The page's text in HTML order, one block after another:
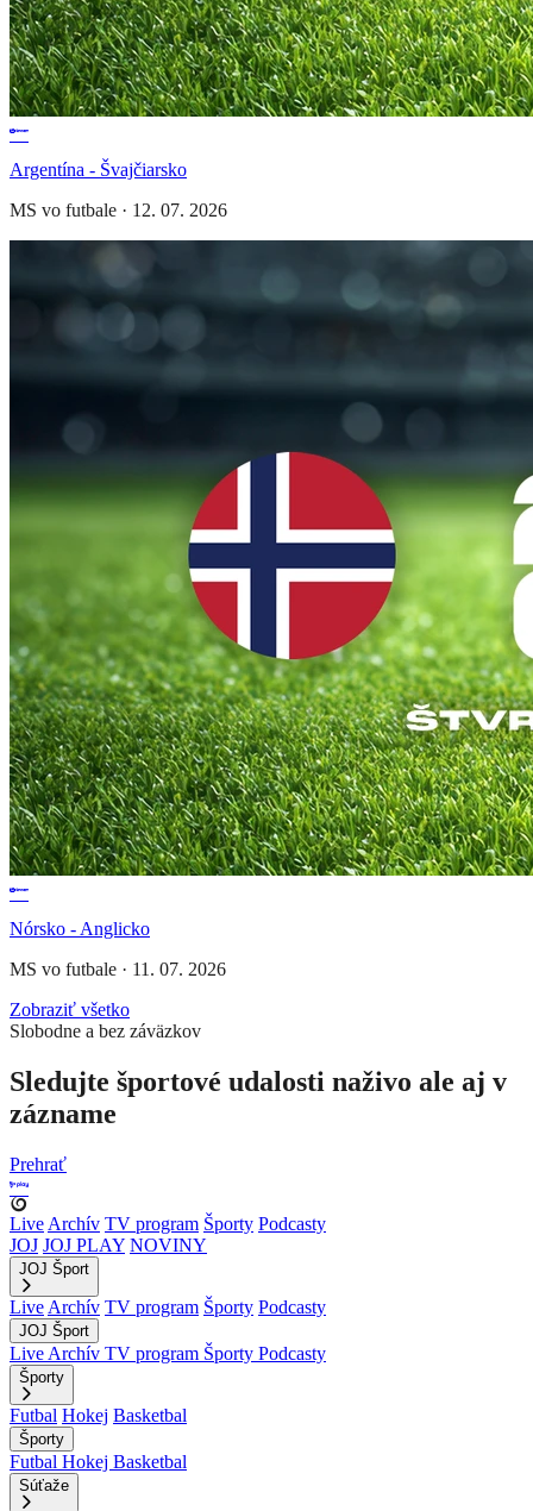
Argentína - Švajčiarsko
MS vo futbale · 12. 07. 2026
Nórsko - Anglicko
MS vo futbale · 11. 07. 2026
Zobraziť všetko
Slobodne a bez záväzkov
Sledujte športové udalosti naživo ale aj v
zázname
Prehrať
Live Archív TV program Športy Podcasty
JOJ JOJ PLAY NOVINY
JOJ Šport
Live Archív TV program Športy Podcasty
JOJ Šport
Live Archív TV program Športy Podcasty
Športy
Futbal Hokej Basketbal
Športy
Futbal Hokej Basketbal
Súťaže